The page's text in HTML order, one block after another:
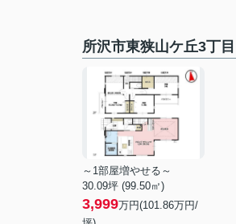
所沢市東狭山ケ丘3丁
～1部屋増やせる～
30.09坪 (99.50㎡)
3,999万円(101.86万円/